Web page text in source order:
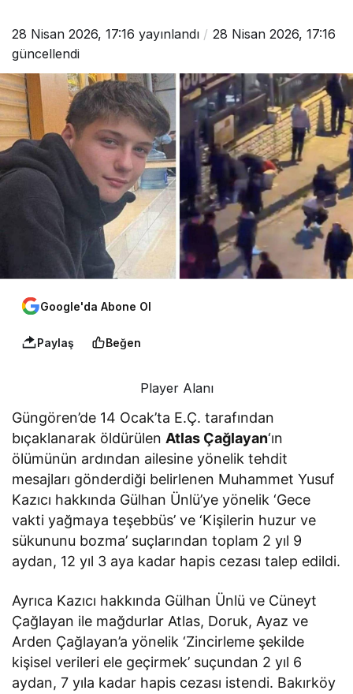
28 Nisan 2026, 17:16 yayınlandı
28 Nisan 2026, 17:16
güncellendi
Google'da Abone Ol
Paylaş Beğen
Player Alanı
Güngören’de 14 Ocak’ta E.Ç. tarafından
bıçaklanarak öldürülenAtlas Çağlayan‘ın
ölümünün ardından ailesine yönelik tehdit
mesajları gönderdiği belirlenen Muhammet Yusuf
Kazıcı hakkında Gülhan Ünlü’ye yönelik ‘Gece
vakti yağmaya teşebbüs’ ve ‘Kişilerin huzur ve
sükununu bozma’ suçlarından toplam 2 yıl 9
aydan, 12 yıl 3 aya kadar hapis cezası talep edildi.
Ayrıca Kazıcı hakkında Gülhan Ünlü ve Cüneyt
Çağlayan ile mağdurlar Atlas, Doruk, Ayaz ve
Arden Çağlayan’a yönelik ‘Zincirleme şekilde
kişisel verileri ele geçirmek’ suçundan 2 yıl 6
aydan, 7 yıla kadar hapis cezası istendi. Bakırköy